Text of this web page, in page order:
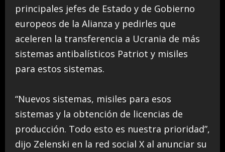
principales jefes de Estado y de Gobierno
europeos de la Alianza y pedirles que
aceleren la transferencia a Ucrania de más
sistemas antibalísticos Patriot y misiles
para estos sistemas.
“Nuevos sistemas, misiles para esos
sistemas y la obtención de licencias de
producción. Todo esto es nuestra prioridad”,
dijo Zelenski en la red social X al anunciar su